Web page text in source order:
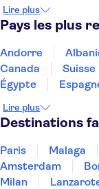
Le Grand Musée
Lire plus
Pays les plus
Andorre
Canada
Suisse
Égypte
Thaïlande
Lire plus
Destinations
Paris Malaga
Amsterdam
Milan